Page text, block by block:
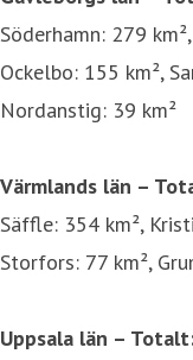
Söderhamn: 279
Ockelbo: 155 km²,
Nordanstig: 39 km²
Värmlands län –
Säffle: 354 km²,
Storfors: 77 km²,
Uppsala län –